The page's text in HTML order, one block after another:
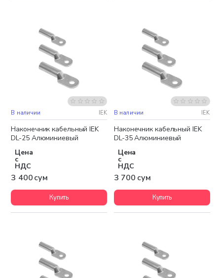
В наличии IEK
Наконечник кабельный IEK
DL-25 Алюминиевый
Цена
с
НДС
3 400 сум
Купить
В наличии IEK
Наконечник кабельный IEK
DL-35 Алюминиевый
Цена
с
НДС
3 700 сум
Купить